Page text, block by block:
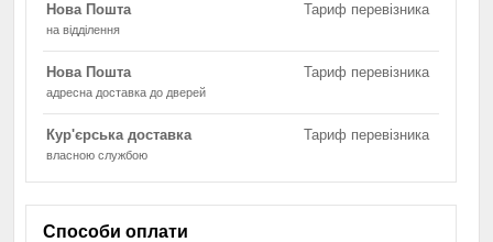
Нова Пошта
на відділення
Тариф перевізника
Нова Пошта
адресна доставка до дверей
Тариф перевізника
Кур'єрська доставка
власною службою
Тариф перевізника
Способи оплати